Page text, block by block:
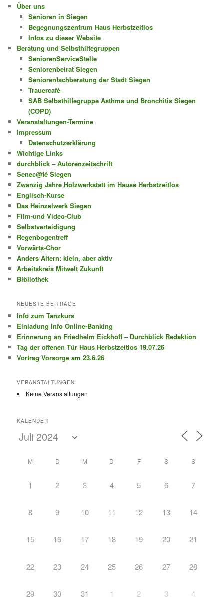
Über uns
Senioren in Siegen
Begegnungszentrum Haus Herbstzeitlos
Infos zu dieser Website
Beratung und Selbsthilfegruppen
SeniorenServiceStelle
Seniorenbeirat Siegen
Seniorenfachberatung der Stadt Siegen
Trauercafé
SAB Selbsthilfegruppe Asthma und Bronchitis Siegen
(COPD)
Veranstaltungen-Termine
Impressum
Datenschutzerklärung
Wichtige Links
durchblick – Autorenzeitschrift
Senec@fé Siegen
Zwanzig Jahre Holzwerkstatt im Hause Herbstzeitlos
Englisch-Kurse
Das Heinzelwerk Siegen
Film-und Video-Club
Selbstverteidigung
Regenbogentreff
Vorwärts-Chor
Anders Altern: klein, aber aktiv
Arbeitskreis Mitwelt Zukunft
Bibliothek
NEUESTE BEITRÄGE
Info zum Tanzkurs
Einladung Info Online-Banking
Erinnerung an Friedhelm Eickhoff – Durchblick Redaktion
Tag der offenen Tür Haus Herbstzeitlos 19.07.26
Vortrag Vorsorge am 23.6.26
VERANSTALTUNGEN
Keine Veranstaltungen
KALENDER
M D M D F S S
1 2 3 4 5 6 7
8 9 10 11 12 13 14
15 16 17 18 19 20 21
22 23 24 25 26 27 28
29 30 31 1 2 3 4